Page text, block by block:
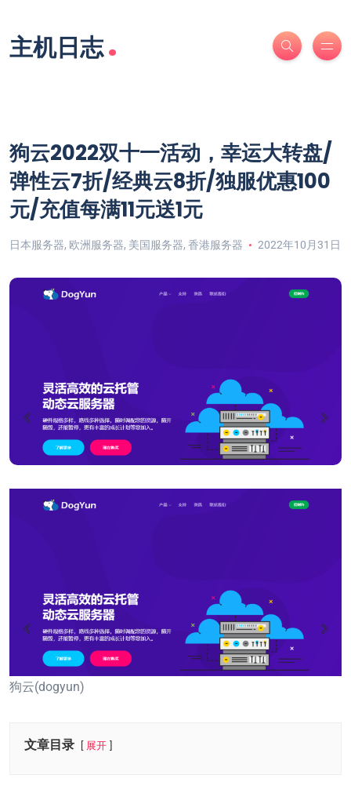
主机日志.
狗云2022双十一活动，幸运大转盘/
弹性云7折/经典云8折/独服优惠100
元/充值每满11元送1元
日本服务器, 欧洲服务器, 美国服务器, 香港服务器 2022年10月31日
狗云(dogyun)
文章目录 展开